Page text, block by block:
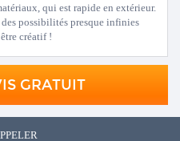
qui est rapide en extérieur.
possibilités presque infinies
créatif !
GRATUIT